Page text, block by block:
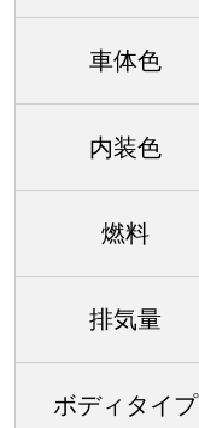
車体色
内装色
燃料
排気量
ボディタイプ